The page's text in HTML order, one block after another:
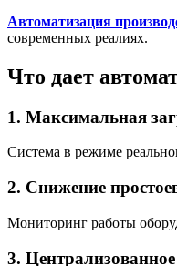
Автоматизация
современных реалиях.
Что дает
1. Максимальная
Система в режиме
2. Снижение
Мониторинг работы
3.